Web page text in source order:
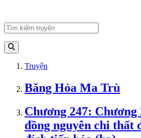
Truyện
Băng Hỏa Ma Trù
Chương 247: Chương
đồng nguyên chi thất